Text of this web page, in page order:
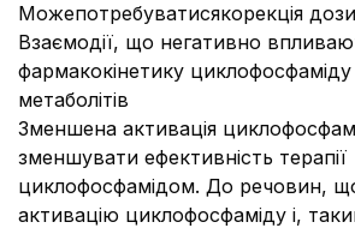
Можепотребуватисякорекція
Взаємодії, що негативно
фармакокінетику
метаболітів
Зменшена активація
зменшувати ефективність терапії
циклофосфамідом. До речовин,
активацію циклофосфаміду і,